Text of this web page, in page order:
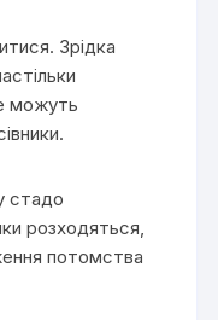
Зрідка
можуть
стадо
розходяться,
потомства